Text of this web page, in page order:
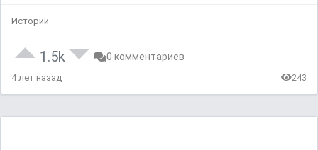
Истории
1.5k 0 комментариев
4 лет назад 243